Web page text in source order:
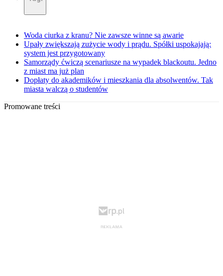
Woda ciurka z kranu? Nie zawsze winne są awarie
Upały zwiększają zużycie wody i prądu. Spółki uspokajają:
system jest przygotowany
Samorządy ćwiczą scenariusze na wypadek blackoutu. Jedno
z miast ma już plan
Dopłaty do akademików i mieszkania dla absolwentów. Tak
miasta walczą o studentów
Promowane treści